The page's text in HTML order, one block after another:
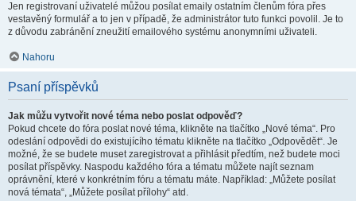
Jen registrovaní uživatelé můžou posílat emaily ostatním členům fóra přes
vestavěný formulář a to jen v případě, že administrátor tuto funkci povolil. Je to
z důvodu zabránění zneužití emailového systému anonymními uživateli.
Nahoru
Psaní příspěvků
Jak můžu vytvořit nové téma nebo poslat odpověď?
Pokud chcete do fóra poslat nové téma, klikněte na tlačítko „Nové téma“. Pro
odeslání odpovědi do existujícího tématu klikněte na tlačítko „Odpovědět“. Je
možné, že se budete muset zaregistrovat a přihlásit předtím, než budete moci
posílat příspěvky. Naspodu každého fóra a tématu můžete najít seznam
oprávnění, které v konkrétním fóru a tématu máte. Například: „Můžete posílat
nová témata“, „Můžete posílat přílohy“ atd.